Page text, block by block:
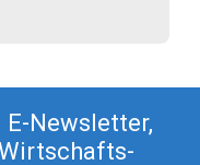
Newsletter,